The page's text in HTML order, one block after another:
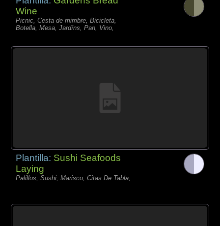
Wine
Picnic, Cesta de mimbre, Bicicleta,
Botella, Mesa, Jardíns, Pan, Vino,
Plantilla: Sushi Seafoods
Laying
Palillos, Sushi, Marisco, Citas De Tabla,